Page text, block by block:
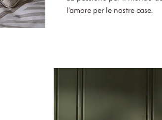
l’amore per le nostre case.